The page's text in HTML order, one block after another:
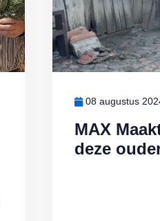
MAX
deze
08 augustus